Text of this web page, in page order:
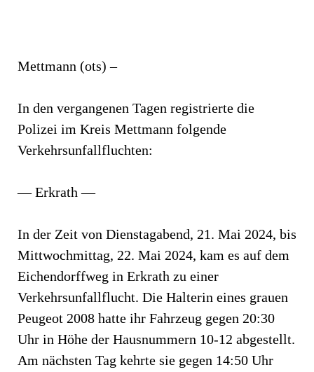
Mettmann (ots) –
In den vergangenen Tagen registrierte die
Polizei im Kreis Mettmann folgende
Verkehrsunfallfluchten:
— Erkrath —
In der Zeit von Dienstagabend, 21. Mai 2024, bis
Mittwochmittag, 22. Mai 2024, kam es auf dem
Eichendorffweg in Erkrath zu einer
Verkehrsunfallflucht. Die Halterin eines grauen
Peugeot 2008 hatte ihr Fahrzeug gegen 20:30
Uhr in Höhe der Hausnummern 10-12 abgestellt.
Am nächsten Tag kehrte sie gegen 14:50 Uhr